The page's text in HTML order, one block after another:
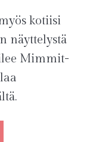
kotiisi
näyttelystä
Mimmit-